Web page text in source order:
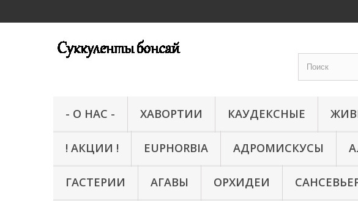
- О НАС - ХАВОРТИИ КАУДЕКСНЫЕ
! АКЦИИ ! EUPHORBIA АДРОМИСКУСЫ
ГАСТЕРИИ АГАВЫ ОРХИДЕИ